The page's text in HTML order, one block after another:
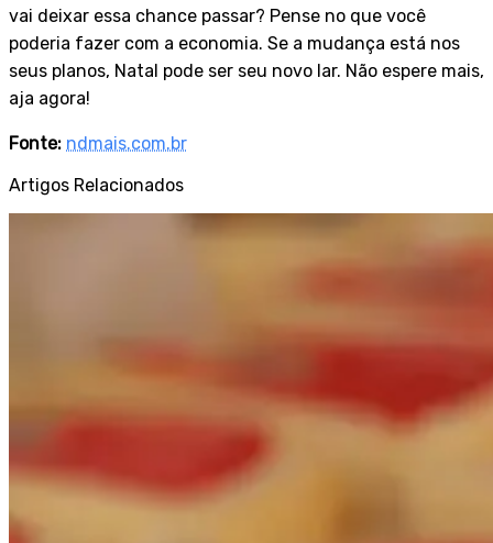
vai deixar essa chance passar? Pense no que você
poderia fazer com a economia. Se a mudança está nos
seus planos, Natal pode ser seu novo lar. Não espere mais,
aja agora!
Fonte: ndmais.com.br
Artigos Relacionados